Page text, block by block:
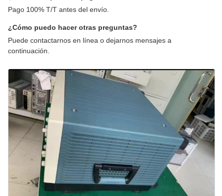
Pago 100% T/T antes del envío.
¿Cómo puedo hacer otras preguntas?
Puede contactarnos en línea o dejarnos mensajes a
continuación.